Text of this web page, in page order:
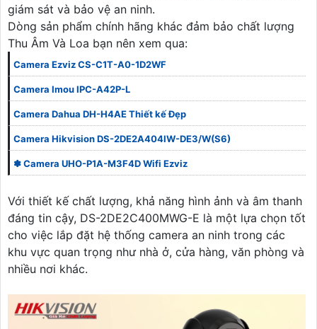
giám sát và bảo vệ an ninh.
Dòng sản phẩm chính hãng khác đảm bảo chất lượng
Thu Âm Và Loa bạn nên xem qua:
Camera Ezviz CS-C1T-A0-1D2WF
Camera Imou IPC-A42P-L
Camera Dahua DH-H4AE Thiết kế Đẹp
Camera Hikvision DS-2DE2A404IW-DE3/W(S6)
✽ Camera UHO-P1A-M3F4D Wifi Ezviz
Với thiết kế chất lượng, khả năng hình ảnh và âm thanh
đáng tin cậy, DS-2DE2C400MWG-E là một lựa chọn tốt
cho việc lắp đặt hệ thống camera an ninh trong các
khu vực quan trọng như nhà ở, cửa hàng, văn phòng và
nhiều nơi khác.